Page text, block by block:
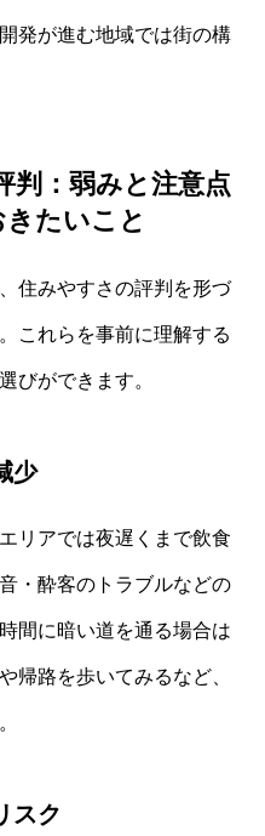
発が進む地域では街の構
判：弱みと注意点
たいこと
住みやすさの評判を形づ
これらを事前に理解する
びができます。
少
リアでは夜遅くまで飲食
・酔客のトラブルなどの
間に暗い道を通る場合は
帰路を歩いてみるなど、
スク